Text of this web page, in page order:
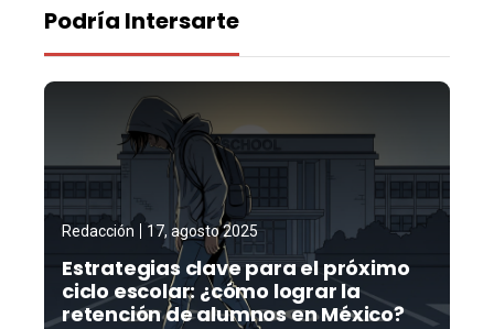
Podría Intersarte
Redacción 17, agosto 2025
Estrategias clave para el próximo
ciclo escolar: ¿cómo lograr la
retención de alumnos en México?